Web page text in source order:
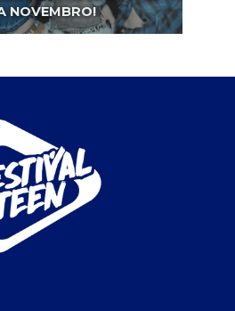
NOVEMBRO!